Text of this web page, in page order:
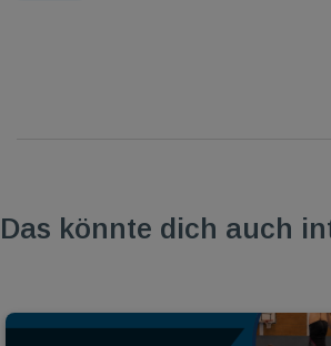
Das könnte dich auch